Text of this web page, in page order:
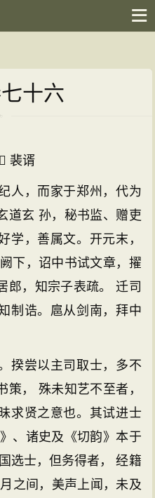
十六
裴谞
，而家于郑州，代为
道玄 孙，秘书监、赠吏
学，善属文。开元末，
下，诏中书试文章，擢
郎，知宗子表疏。 迁司
制诰。扈从剑南，拜中
尝以主司取士，多不
策， 殊未知艺不至者，
求贤之意也。其试进士
、诸史及《切韵》本于
选士，但务得者， 经籍
之间，美声上闻，未及